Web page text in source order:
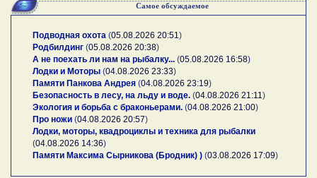
Самое обсуждаемое
Подводная охота (05.08.2026 20:51 )
Родбилдинг (05.08.2026 20:38)
А не поехать ли нам на рыбалку... (05.08.2026 16:58)
Лодки и Моторы (04.08.2026 23:33)
Памяти Панкова Андрея (04.08.2026 23:19)
Безопасность в лесу, на льду и воде. (04.08.2026 21:11 )
Экология и борьба с браконьерами. (04.08.2026 21:00)
Про ножи (04.08.2026 20:57)
Лодки, моторы, квадроциклы и техника для рыбалки
(04.08.2026 14:36)
Памяти Максима Сырникова (Бродник) ) (03.08.2026 17:09)